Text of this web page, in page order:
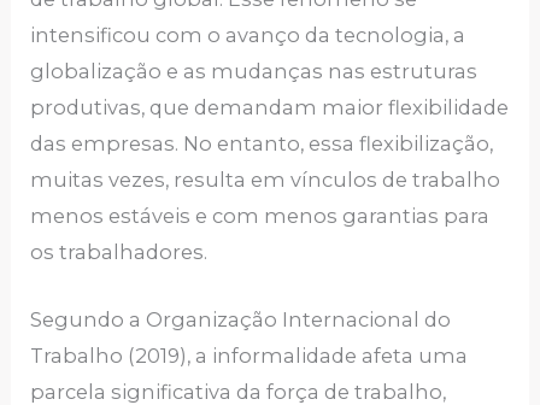
intensificou com o avanço da tecnologia, a
globalização e as mudanças nas estruturas
produtivas, que demandam maior flexibilidade
das empresas. No entanto, essa flexibilização,
muitas vezes, resulta em vínculos de trabalho
menos estáveis e com menos garantias para
os trabalhadores.
Segundo a Organização Internacional do
Trabalho (2019), a informalidade afeta uma
parcela significativa da força de trabalho,